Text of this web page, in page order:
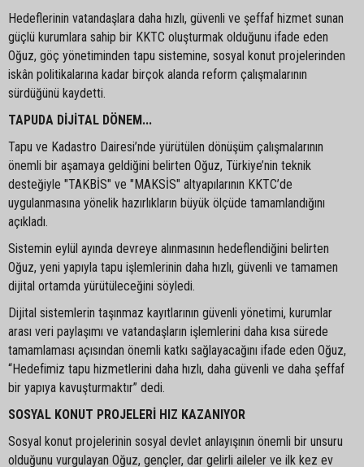
Hedeflerinin vatandaşlara daha hızlı, güvenli ve şeffaf hizmet sunan
güçlü kurumlara sahip bir KKTC oluşturmak olduğunu ifade eden
Oğuz, göç yönetiminden tapu sistemine, sosyal konut projelerinden
iskân politikalarına kadar birçok alanda reform çalışmalarının
sürdüğünü kaydetti.
TAPUDA DİJİTAL DÖNEM...
Tapu ve Kadastro Dairesi’nde yürütülen dönüşüm çalışmalarının
önemli bir aşamaya geldiğini belirten Oğuz, Türkiye’nin teknik
desteğiyle "TAKBİS" ve "MAKSİS" altyapılarının KKTC’de
uygulanmasına yönelik hazırlıkların büyük ölçüde tamamlandığını
açıkladı.
Sistemin eylül ayında devreye alınmasının hedeflendiğini belirten
Oğuz, yeni yapıyla tapu işlemlerinin daha hızlı, güvenli ve tamamen
dijital ortamda yürütüleceğini söyledi.
Dijital sistemlerin taşınmaz kayıtlarının güvenli yönetimi, kurumlar
arası veri paylaşımı ve vatandaşların işlemlerini daha kısa sürede
tamamlaması açısından önemli katkı sağlayacağını ifade eden Oğuz,
“Hedefimiz tapu hizmetlerini daha hızlı, daha güvenli ve daha şeffaf
bir yapıya kavuşturmaktır” dedi.
SOSYAL KONUT PROJELERİ HIZ KAZANIYOR
Sosyal konut projelerinin sosyal devlet anlayışının önemli bir unsuru
olduğunu vurgulayan Oğuz, gençler, dar gelirli aileler ve ilk kez ev